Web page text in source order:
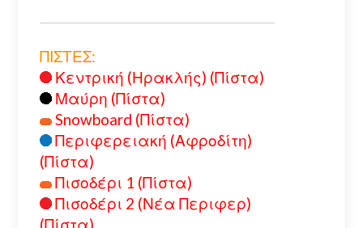
ΠΙΣΤΕΣ:
Κεντρική (Ηρακλής) (Πίστα)
Μαύρη (Πίστα)
Snowboard (Πίστα)
Περιφερειακή (Αφροδίτη)
(Πίστα)
Πισοδέρι 1 (Πίστα)
Πισοδέρι 2 (Νέα Περιφερ)